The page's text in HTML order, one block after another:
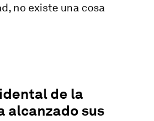
no existe una cosa
de la
alcanzado sus